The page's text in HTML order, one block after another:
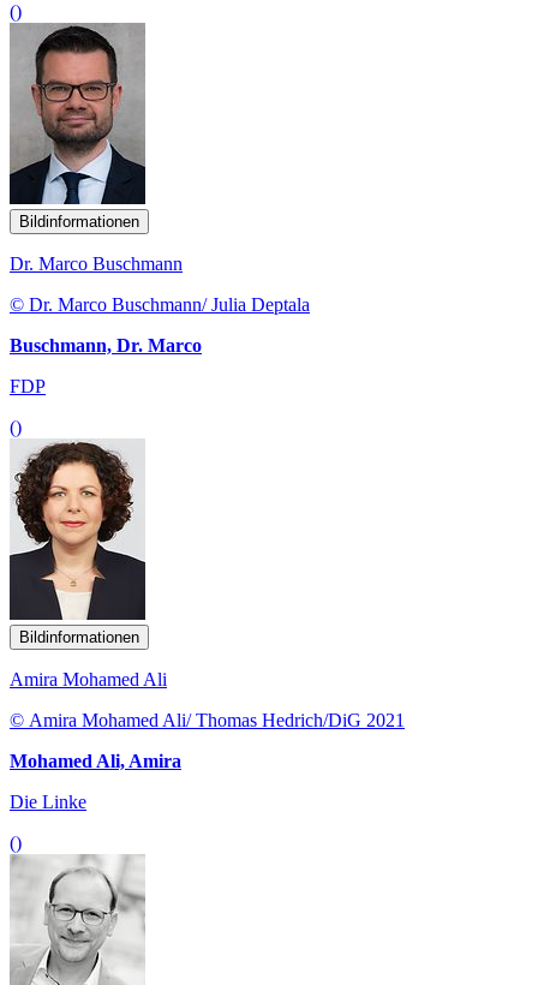
()
Bildinformationen
Dr. Marco Buschmann
© Dr. Marco Buschmann/ Julia Deptala
Buschmann, Dr. Marco
FDP
()
Bildinformationen
Amira Mohamed Ali
© Amira Mohamed Ali/ Thomas Hedrich/DiG 2021
Mohamed Ali, Amira
Die Linke
()